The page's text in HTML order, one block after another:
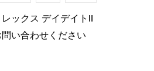
レックス デイデイトII
問い合わせください